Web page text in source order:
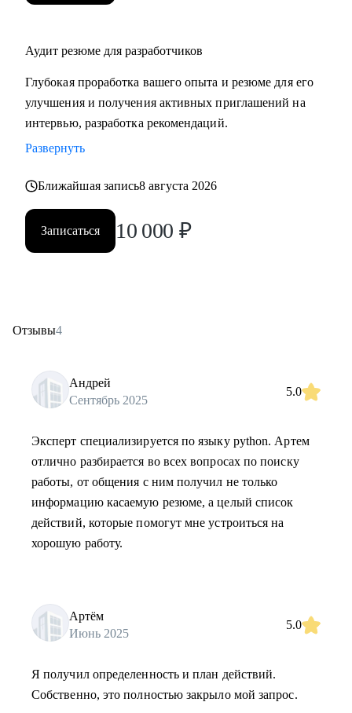
• Тем, кто хочет войти в IT и начать строить карьеру здесь с
командой, выстраивать эффективные процессы и не
заказчиками и руководителями.
• Всем кто хочет развиваться, но чувствует, что застрял.
• Начинающим MLE, DS, DA.
Аудит резюме для разработчиков
Глубокая проработка вашего опыта и резюме для его
улучшения и получения активных приглашений на
интервью, разработка рекомендаций.
Развернуть
Ближайшая запись8 августа 2026
Записаться 10 000 ₽
Отзывы4
Андрей
Сентябрь 2025
5.0
Эксперт специализируется по языку python. Артем
отлично разбирается во всех вопросах по поиску
работы, от общения с ним получил не только
информацию касаемую резюме, а целый список
действий, которые помогут мне устроиться на
хорошую работу.
Артём
Июнь 2025
5.0
Я получил определенность и план действий.
Собственно, это полностью закрыло мой запрос.